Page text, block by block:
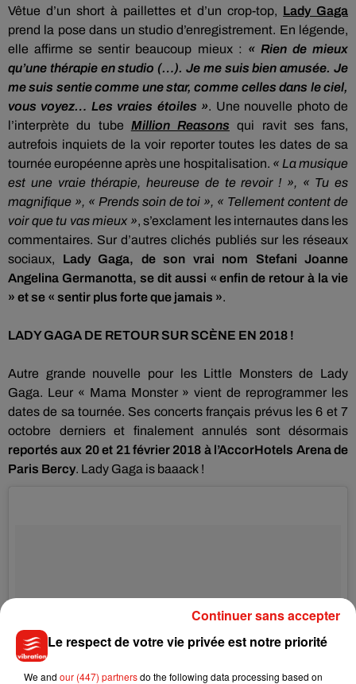
Vêtue d’un short à paillettes et d’un crop-top, Lady Gaga
prend la pose dans un studio d’enregistrement. En légende,
elle affirme se sentir beaucoup mieux : « Rien de mieux
qu’une thérapie en studio (…). Je me suis bien amusée. Je
me suis sentie comme une star, comme celles dans le ciel,
vous voyez… Les vraies étoiles ». Une nouvelle photo de
l’interprète du tube Million Reasons
qui ravit ses fans,
autrefois inquiets de la voir reporter toutes les dates de sa
tournée européenne après une hospitalisation. « La musique
est une vraie thérapie, heureuse de te revoir ! », « Tu es
magnifique », « Prends soin de toi », « Tellement content de
voir que tu vas mieux », s’exclament les internautes dans les
commentaires. Sur d’autres clichés publiés sur les réseaux
sociaux, Lady Gaga, de son vrai nom Stefani Joanne
Angelina Germanotta, se dit aussi « enfin de retour à la vie
» et se « sentir plus forte que jamais ».
LADY GAGA DE RETOURSURSCÈNE EN 2018 !
Autre grande nouvelle pour les Little Monsters de Lady
Gaga. Leur « Mama Monster » vient de reprogrammer les
dates de sa tournée. Ses concerts français prévus les 6 et 7
octobre derniers et finalement annulés sont désormais
reportés aux 20 et 21 février 2018 à l’AccorHotels Arena de
Paris Bercy. Lady Gaga is baaack !
Le respect de votre vie privée est notre priorité
We and our (447) partnersdo the following data processing based on
Continuer sans accepter